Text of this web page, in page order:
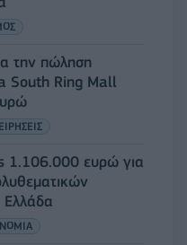
την πώληση
South Ring Mall
1.106.000 ευρώ για
Ελλάδα